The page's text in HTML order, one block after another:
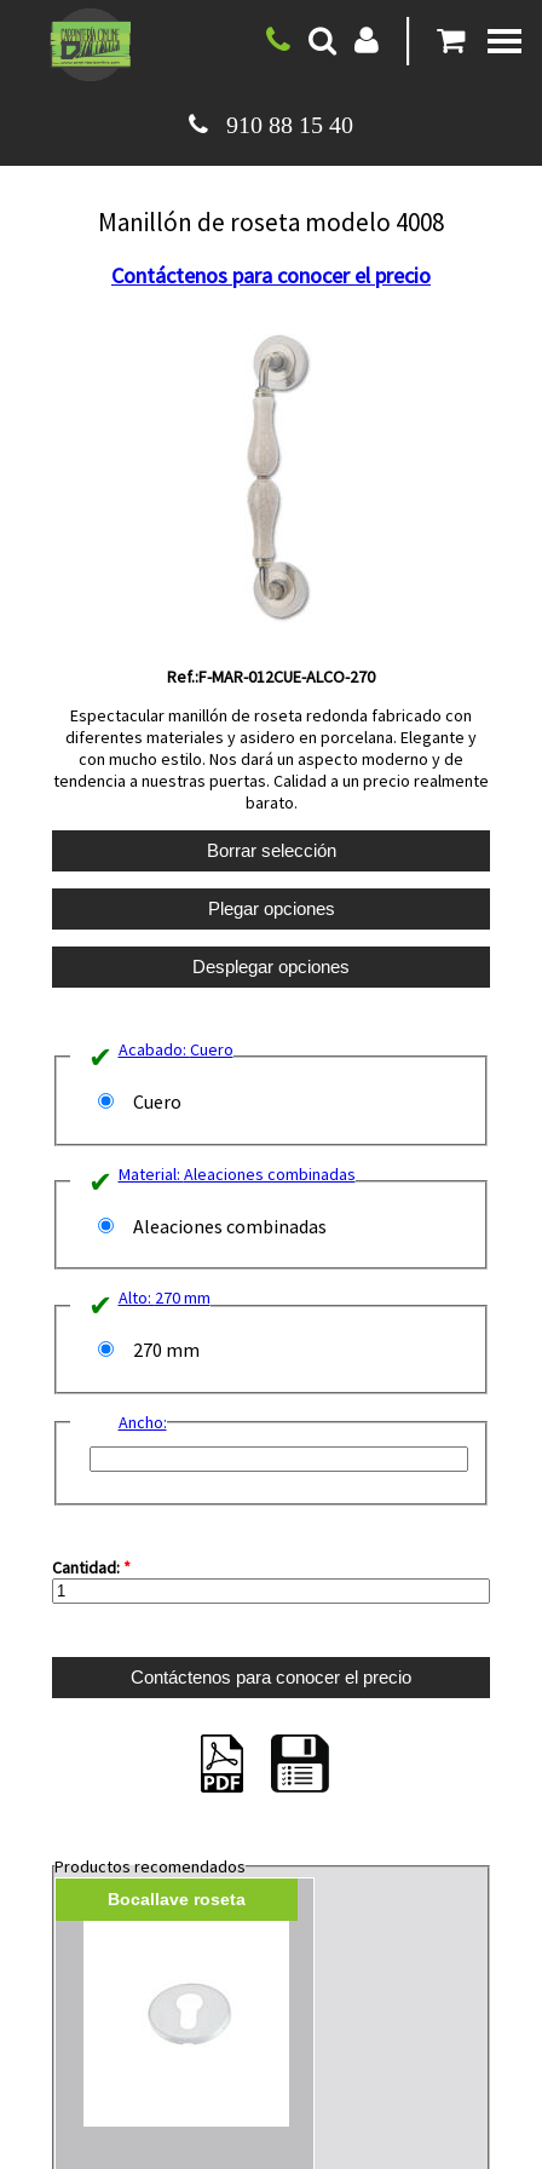
|
910 88 15 40
Manillón de roseta modelo 4008
Contáctenos para conocer el precio
Ref.:F-MAR-012CUE-ALCO-270
Espectacular manillón de roseta redonda fabricado con
diferentes materiales y asidero en porcelana. Elegante y
con mucho estilo. Nos dará un aspecto moderno y de
tendencia a nuestras puertas. Calidad a un precio realmente
barato.
Acabado: Cuero
Cuero
Material: Aleaciones combinadas
Aleaciones combinadas
Alto: 270 mm
270 mm
Ancho:
Cantidad:*
Productos recomendados
Bocallave roseta